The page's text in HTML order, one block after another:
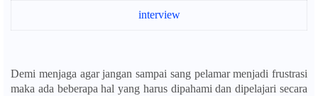
interview
Demi menjaga agar jangan sampai sang pelamar menjadi frustrasi
maka ada beberapa hal yang harus dipahami dan dipelajari secara